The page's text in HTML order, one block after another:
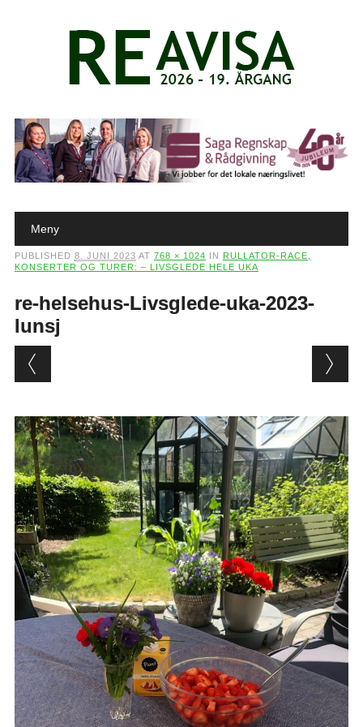
Main menu
Meny
PUBLISHED 8. JUNI 2023 AT 768 × 1024 IN
RULLATOR-RACE,
KONSERTER OG TURER: – LIVSGLEDE HELE UKA
re-helsehus-Livsglede-uka-2023-
lunsj